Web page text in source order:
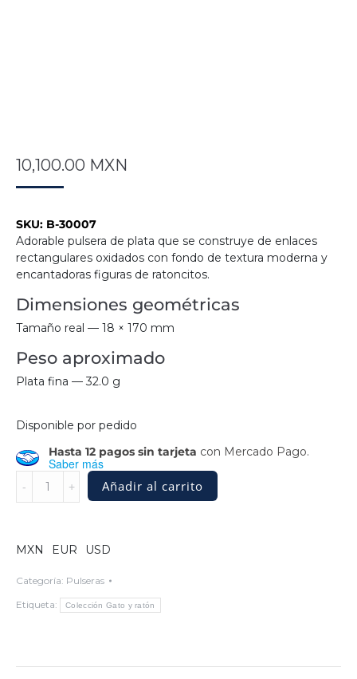
10,100.00 MXN
SKU: B-30007
Adorable pulsera de plata que se construye de enlaces
rectangulares oxidados con fondo de textura moderna y
encantadoras figuras de ratoncitos.
Dimensiones geométricas
Tamaño real — 18 × 170 mm
Peso aproximado
Plata fina — 32.0 g
Disponible por pedido
Hasta 12 pagos sin tarjeta con Mercado Pago.
Saber más
figura
ratoncito
quantity
Añadir al carrito
MXN EUR USD
Categoría: Pulseras
Etiqueta:
Colección Gato y ratón